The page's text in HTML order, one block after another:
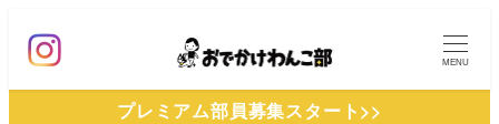
ン
MENU
プレミアム部員募集スタート>>